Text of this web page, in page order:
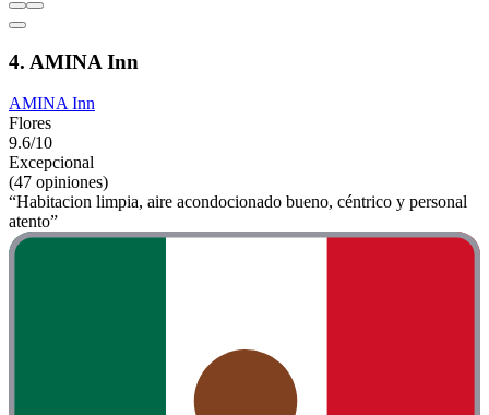
4. AMINA Inn
AMINA Inn
Flores
9.6/10
Excepcional
(47 opiniones)
“Habitacion limpia, aire acondocionado bueno, céntrico y personal
atento”